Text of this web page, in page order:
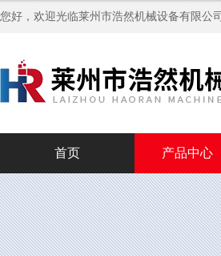
您好，欢迎光临莱州市浩然机械设备有限公司
首页 产品中心